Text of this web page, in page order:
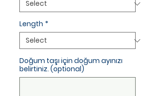
Length *
Doğum taşı için doğum ayınızı
belirtiniz. (optional)